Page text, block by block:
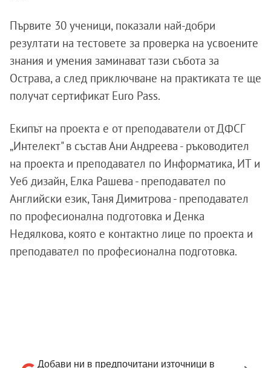
Първите 30 ученици, показали най-добри
резултати на тестовете за проверка на усвоените
знания и умения заминават тази събота за
Острава, а след приключване на практиката те ще
получат сертификат Euro Pass.
Екипът на проекта е от преподаватели от ДФСГ
„Интелект" в състав Ани Андреева - ръководител
на проекта и преподавател по Информатика, ИТ и
Уеб дизайн, Елка Рашева - преподавател по
Английски език, Таня Димитрова - преподавател
по професионална подготовка и Денка
Недялкова, която е контактно лице по проекта и
преподавател по професионална подготовка.
Добави ни в предпочитани източници в